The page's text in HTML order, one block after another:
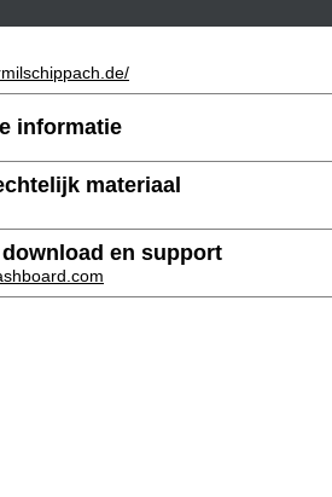
informatie
materiaal
en support